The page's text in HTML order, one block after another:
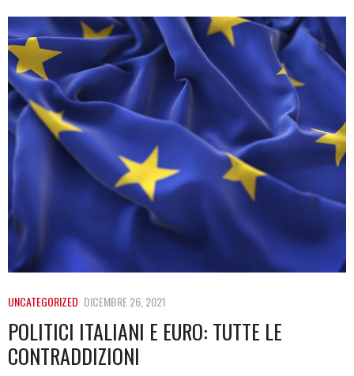
UNCATEGORIZED DICEMBRE 26, 2021
POLITICI ITALIANI E EURO: TUTTE LE
CONTRADDIZIONI